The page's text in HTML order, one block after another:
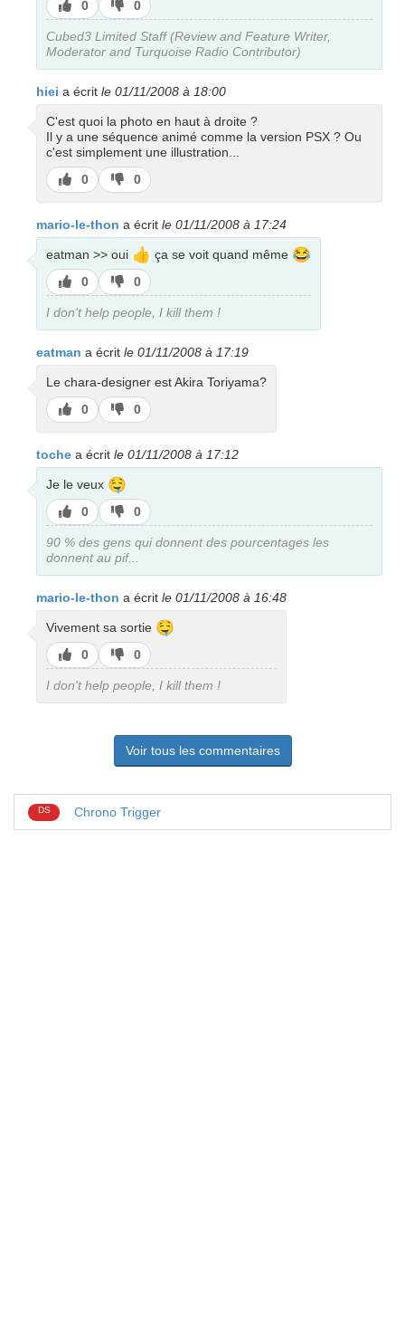
J’aime
0
J’aime
pas
0
Cubed3 Limited Staff (Review and Feature Writer,
Moderator and Turquoise Radio Contributor)
hiei a écrit le 01/11/2008 à 18:00
C'est quoi la photo en haut à droite ?
Il y a une séquence animé comme la version PSX ? Ou
c'est simplement une illustration...
J’aime
0
J’aime
pas
0
mario-le-thon a écrit le 01/11/2008 à 17:24
eatman >> oui 👍 ça se voit quand même 😂
J’aime
0
J’aime
pas
0
I don't help people, I kill them !
eatman a écrit le 01/11/2008 à 17:19
Le chara-designer est Akira Toriyama?
J’aime
0
J’aime
pas
0
toche a écrit le 01/11/2008 à 17:12
Je le veux 🤤
J’aime
0
J’aime
pas
0
90 % des gens qui donnent des pourcentages les
donnent au pif...
mario-le-thon a écrit le 01/11/2008 à 16:48
Vivement sa sortie 🤤
J’aime
0
J’aime
pas
0
I don't help people, I kill them !
Voir tous les commentaires
DS Chrono Trigger